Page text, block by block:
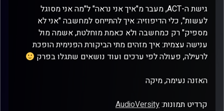
גישת ה-ACT, מעבר מ"איך אני נראה" ל"מה אני מסוגל
לעשות", כלי הדיפוזיה: איך להתייחס למחשבה "אני לא
מספיק" רק כמחשבה ולא כאמת מוחלטת, אשמה מול
ענישה עצמית: איך מזהים מתי הביקורת הפנימית הופכת
לרעילה, פעולה לפי ערכים ועוד נושאים שתגלו בפרק
האזנה נעימה, מיקה
קרדיט תמונות:AudioVersity